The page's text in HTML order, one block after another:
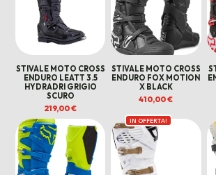
STIVALE MOTO CROSS
ENDURO LEATT 3.5
HYDRADRI GRIGIO
SCURO
219,00€
STIVALE MOTO CROSS
ENDURO FOX MOTION
X BLACK
410,00€
IN OFFERTA!